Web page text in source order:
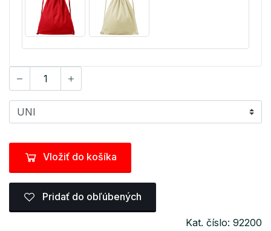
Vložiť do košíka
Pridať do obľúbených
Kat. číslo: 92200